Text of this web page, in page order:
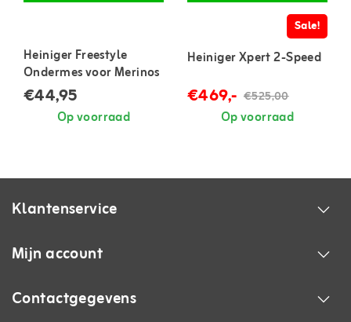
Heiniger Freestyle
Ondermes voor Merinos
€44,95
Op voorraad
Sale!
Heiniger Xpert 2-Speed
€469,- €525,00
Op voorraad
Klantenservice
Mijn account
Contactgegevens